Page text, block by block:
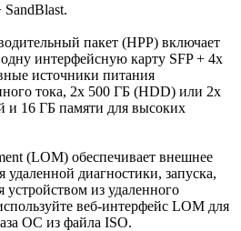
SandBlast.
пакет (HPP) включает
интерфейсную карту SFP + 4x
источники питания
тока, 2x 500 ГБ (HDD) или 2x
и 16 ГБ памяти для высоких
(LOM) обеспечивает внешнее
удаленной диагностики, запуска,
устройством из удаленного
веб-интерфейс LOM для
ОС из файла ISO.